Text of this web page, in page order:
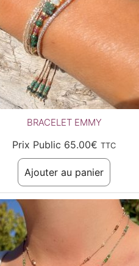
BRACELET EMMY
Prix Public 65.00€ TTC
Ajouter au panier